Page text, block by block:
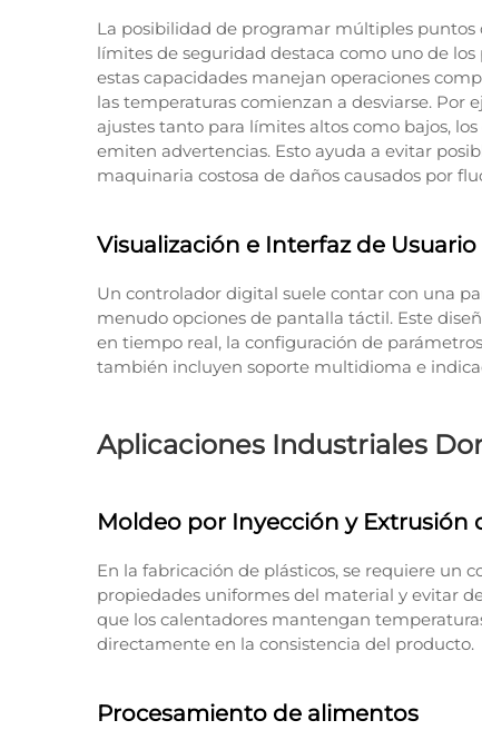
La posibilidad de programar múltiples
límites de seguridad destaca como uno de
estas capacidades manejan operaciones
las temperaturas comienzan a desviarse. Por
ajustes tanto para límites altos como bajos,
emiten advertencias. Esto ayuda a evitar
maquinaria costosa de daños causados por
Visualización e Interfaz de Usuario
Un controlador digital suele contar con una
menudo opciones de pantalla táctil. Este
en tiempo real, la configuración de
también incluyen soporte multidioma e
Aplicaciones Industriales
Moldeo por Inyección y Extrusión
En la fabricación de plásticos, se requiere un
propiedades uniformes del material y evitar
que los calentadores mantengan
directamente en la consistencia del producto.
Procesamiento de alimentos